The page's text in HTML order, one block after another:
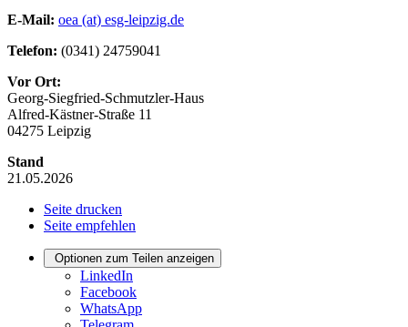
E-Mail: oea (at) esg-leipzig.de
Telefon: (0341) 24759041
Vor Ort:
Georg-Siegfried-Schmutzler-Haus
Alfred-Kästner-Straße 11
04275 Leipzig
Stand
21.05.2026
Seite drucken
Seite empfehlen
Optionen zum Teilen anzeigen
LinkedIn
Facebook
WhatsApp